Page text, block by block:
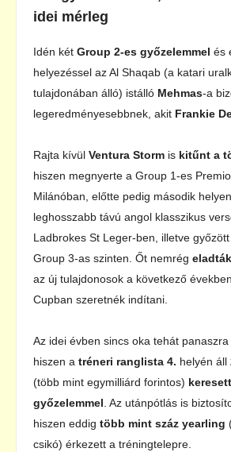
idei mérleg
Idén két Group 2-es győzelemmel és
helyezéssel az Al Shaqab (a katari
tulajdonában álló) istálló Mehmas-a
legeredményesebbnek, akit Frankie
Rajta kívül Ventura Storm is kitűnt a
hiszen megnyerte a Group 1-es
Milánóban, előtte pedig második
leghosszabb távú angol klasszikus
Ladbrokes St Leger-ben, illetve
Group 3-as szinten. Őt nemrég
az új tulajdonosok a következő
Cupban szeretnék indítani.
Az idei évben sincs oka tehát panaszra
hiszen a tréneri ranglista 4. helyén áll
(több mint egymilliárd forintos)
győzelemmel . Az utánpótlás is
hiszen eddig több mint száz yearling
csikó) érkezett a tréningtelepre.